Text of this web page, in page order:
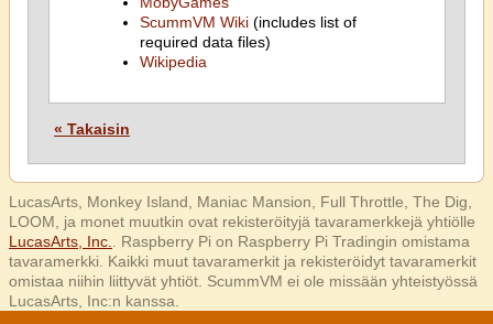
ScummVM Wiki(includes list of
required data files)
Wikipedia
« Takaisin
LucasArts, Monkey Island, Maniac Mansion, Full Throttle, The Dig,
LOOM, ja monet muutkin ovat rekisteröityjä tavaramerkkejä yhtiölle
LucasArts, Inc.
. Raspberry Pi on Raspberry Pi Tradingin omistama
tavaramerkki. Kaikki muut tavaramerkit ja rekisteröidyt tavaramerkit
omistaa niihin liittyvät yhtiöt. ScummVM ei ole missään yhteistyössä
LucasArts, Inc:n kanssa.